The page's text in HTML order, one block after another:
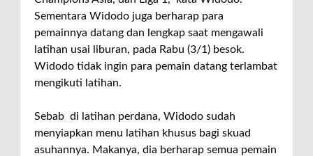
Sementara Widodo juga berharap para
pemainnya datang dan lengkap saat mengawali
latihan usai liburan, pada Rabu (3/1) besok.
Widodo tidak ingin para pemain datang terlambat
mengikuti latihan.
Sebab di latihan perdana, Widodo sudah
menyiapkan menu latihan khusus bagi skuad
asuhannya. Makanya, dia berharap semua pemain